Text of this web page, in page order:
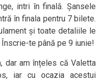
intri în finală. Șansele
în finala pentru 7 bilete.
și toate detaliile le
Înscrie-te până pe 9 iunie!
dar am înțeles că Valetta
iar cu ocazia acestui